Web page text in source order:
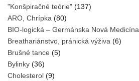
"Konšpiračné teórie" (137)
ARO, Chrípka (80)
BIO-logická – Germánska Nová Medicína
Breathariánstvo, pránická výživa (6)
Brušné tance (5)
Bylinky (36)
Cholesterol (9)